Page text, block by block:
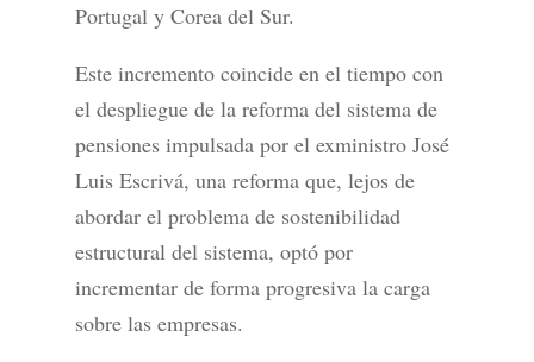
Portugal y Corea del Sur.
Este incremento coincide en el tiempo con
el despliegue de la reforma del sistema de
pensiones impulsada por el exministro José
Luis Escrivá, una reforma que, lejos de
abordar el problema de sostenibilidad
estructural del sistema, optó por
incrementar de forma progresiva la carga
sobre las empresas.